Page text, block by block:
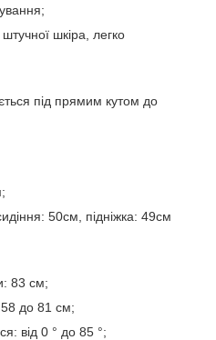
штучної шкіра, легко
під прямим кутом до
50см, підніжка: 49см
83 см;
58 до 81 см;
від 0 ° до 85 °;